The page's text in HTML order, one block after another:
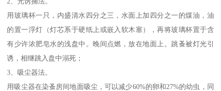
用玻璃杯一只，内盛清水四分之三，水面上加四分之一的煤油，油
的置一浮灯（灯芯系于硬纸上或嵌入软木塞），再将玻璃杯置于含
有少许浓肥皂水的浅盘中。晚间点燃，放在地面上。跳蚤被灯光引
诱，相继跳入盘中溺死；
3、吸尘器法。
用吸尘器在染蚤房间地面吸尘，可以减少60%的卵和27%的幼虫，同